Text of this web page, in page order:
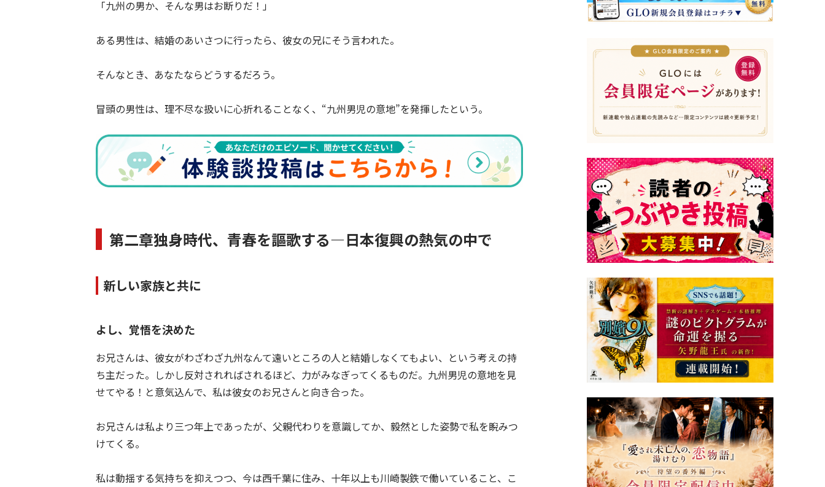
「九州の男か、そんな男はお断りだ！」
ある男性は、結婚のあいさつに行ったら、彼女の兄にそう言われた。
そんなとき、あなたならどうするだろう。
冒頭の男性は、理不尽な扱いに心折れることなく、“九州男児の意地”を発揮したという。
第二章独身時代、青春を謳歌する―日本復興の熱気の中で
新しい家族と共に
よし、覚悟を決めた
お兄さんは、彼女がわざわざ九州なんて遠いところの人と結婚しなくてもよい、という考えの持
ち主だった。しかし反対されればされるほど、力がみなぎってくるものだ。九州男児の意地を見
せてやる！と意気込んで、私は彼女のお兄さんと向き合った。
お兄さんは私より三つ年上であったが、父親代わりを意識してか、毅然とした姿勢で私を睨みつ
けてくる。
私は動揺する気持ちを抑えつつ、今は西千葉に住み、十年以上も川崎製鉄で働いていること、こ